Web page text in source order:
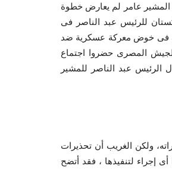
المشير عامر لم يعارض خطوة
للرئيس عبد الناصر فى
رغبته فى خوض معركة عسكرية ضد
عامر وكل قادة الجيش المصرى حضروا اجتماع
،وفيه قال الرئيس عبد الناصر للمشير
ولكن الغريب أن تحذيرات
إجراء لتنفيذها ، فقد أتضح